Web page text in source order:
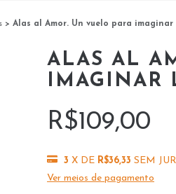
> Alas al Amor. Un vuelo para imaginar
ALAS AL
IMAGINAR
R$109,00
3 X DE R$36,33 SEM
Ver meios de pagamento